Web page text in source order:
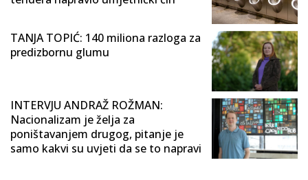
TANJA TOPIĆ: 140 miliona razloga za
predizbornu glumu
INTERVJU ANDRAŽ ROŽMAN:
Nacionalizam je želja za
poništavanjem drugog, pitanje je
samo kakvi su uvjeti da se to napravi